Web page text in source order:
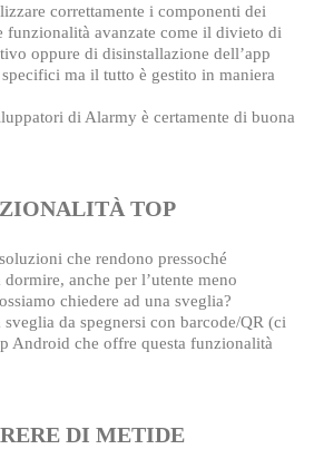
correttamente i componenti dei
funzionalità avanzate come il divieto di
oppure di disinstallazione dell’app
ma il tutto è gestito in maniera
di Alarmy è certamente di buona
TOP
che rendono pressoché
anche per l’utente meno
chiedere ad una sveglia?
da spegnersi con barcode/QR (ci
Android che offre questa funzionalità
DI METIDE